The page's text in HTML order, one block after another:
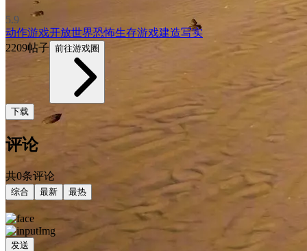
5.9
动作游戏开放世界恐怖生存游戏建造写实
2209帖子 前往游戏圈
下载
评论
共0条评论
综合 最新 最热
发送